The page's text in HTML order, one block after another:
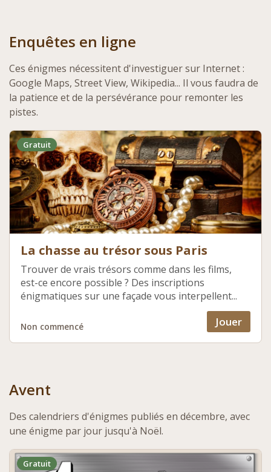
Enquêtes en ligne
Ces énigmes nécessitent d'investiguer sur Internet :
Google Maps, Street View, Wikipedia... Il vous faudra de
la patience et de la persévérance pour remonter les
pistes.
Gratuit
La chasse au trésor sous Paris
Trouver de vrais trésors comme dans les films,
est-ce encore possible ? Des inscriptions
énigmatiques sur une façade vous interpellent...
Non commencé Jouer
Avent
Des calendriers d'énigmes publiés en décembre, avec
une énigme par jour jusqu'à Noël.
Gratuit